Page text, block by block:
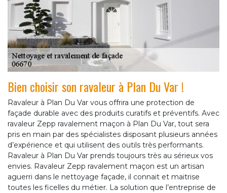
Bien choisir son ravaleur à Plan Du Var !
Ravaleur à Plan Du Var vous offrira une protection de
façade durable avec des produits curatifs et préventifs. Avec
ravaleur Zepp ravalement maçon à Plan Du Var, tout sera
pris en main par des spécialistes disposant plusieurs années
d’expérience et qui utilisent des outils très performants.
Ravaleur à Plan Du Var prends toujours très au sérieux vos
envies. Ravaleur Zepp ravalement maçon est un artisan
aguerri dans le nettoyage façade, il connait et maitrise
toutes les ficelles du métier. La solution que l’entreprise de